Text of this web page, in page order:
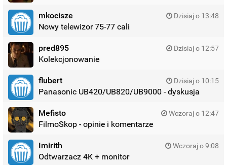
mkocisze Dzisiaj o 13:48
Nowy telewizor 75-77 cali
pred895 Dzisiaj o 12:57
Kolekcjonowanie
flubert Dzisiaj o 10:15
Panasonic UB420/UB820/UB9000 - dyskusja
Mefisto Wczoraj o 12:47
FilmoSkop - opinie i komentarze
Imirith Wczoraj o 9:08
Odtwarzacz 4K + monitor